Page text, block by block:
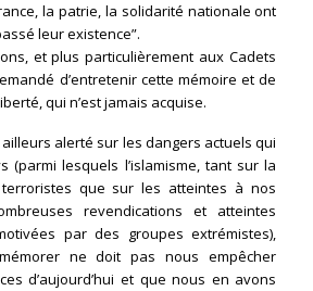
la patrie, la solidarité nationale ont
leur existence”.
et plus particulièrement aux Cadets
d’entretenir cette mémoire et de
qui n’est jamais acquise.
alerté sur les dangers actuels qui
(parmi lesquels l’islamisme, tant sur la
terroristes que sur les atteintes à nos
revendications et atteintes
par des groupes extrémistes),
ne doit pas nous empêcher
d’aujourd’hui et que nous en avons